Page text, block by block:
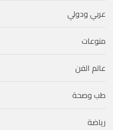
عربي ودولي
منوعات
عالم الفن
طب وصحة
رياضة